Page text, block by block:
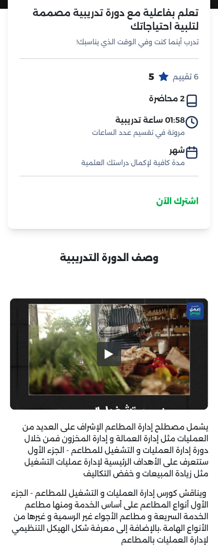
تعلم بفاعلية مع دورة تدريبية مصممة
لتلبية احتياجاتك
تدرب أينما كنت وفي الوقت الذي يناسبك!
6 تقييم 5
2 محاضرة
01:58 ساعة تدريبية
مرونة في تقسيم عدد الساعات
شهر
مدة كافية لإكمال دراستك العلمية
اشترك الآن
وصف الدورة التدريبية
يشمل مصطلح إدارة المطاعم الإشراف على العديد من
العمليات مثل إدارة العمالة و إدارة المخزون فمن خلال
دورة إدارة العمليات و التشغيل للمطاعم - الجزء الأول
ستتعرف على الأهداف الرئيسية لإدارة عمليات التشغيل
مثل زيادة المبيعات و خفض التكاليف
ويناقش كورس إدارة العمليات و التشغيل للمطاعم - الجزء
الأول أنواع المطاعم على أساس الخدمة ومنها مطاعم
الخدمة السريعة و مطاعم الأجواء غير الرسمية و غيرها من
الأنواع الهامة ،بالإضافة إلى معرفة شكل الهيكل التنظيمي
لإدارة العمليات بالمطاعم